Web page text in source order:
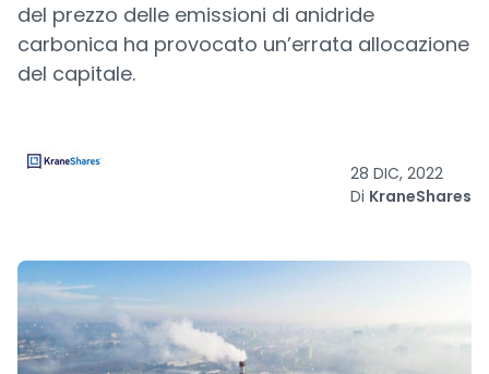
del prezzo delle emissioni di anidride
carbonica ha provocato un’errata allocazione
del capitale.
28 DIC, 2022
Di KraneShares